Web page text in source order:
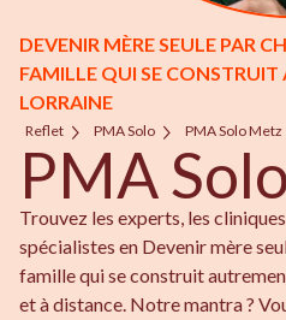
DEVENIR MÈRE SEULE PAR
FAMILLE QUI SE
LORRAINE
Reflet PMA Solo PMA Solo Metz
PMA
Trouvez les experts, les
spécialistes en Devenir mère
famille qui se construit
et à distance. Notre mantra ?